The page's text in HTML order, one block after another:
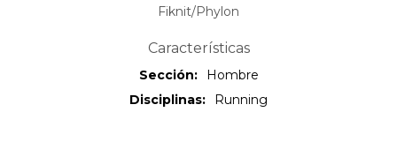
Fiknit/Phylon
Características
Sección
Hombre
Disciplinas
Running